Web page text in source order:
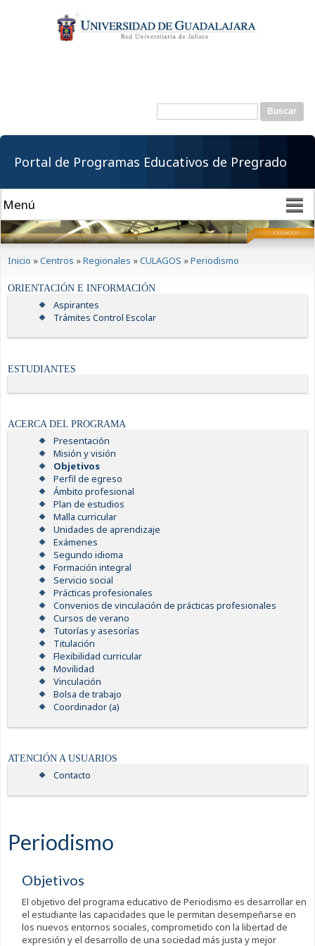
contenido
principal
Formulario de
Buscar
Portal de Programas Educativos de Pregrado
Inicio »Centros »Regionales »CULAGOS »Periodismo
ORIENTACIÓN E INFORMACIÓN
Aspirantes
Trámites Control Escolar
ESTUDIANTES
ACERCA DEL PROGRAMA
Presentación
Misión y visión
Objetivos
Perfil de egreso
Ámbito profesional
Plan de estudios
Malla curricular
Unidades de aprendizaje
Exámenes
Segundo idioma
Formación integral
Servicio social
Prácticas profesionales
Convenios de vinculación de prácticas profesionales
Cursos de verano
Tutorías y asesorías
Titulación
Flexibilidad curricular
Movilidad
Vinculación
Bolsa de trabajo
Coordinador (a)
ATENCIÓN A USUARIOS
Contacto
Periodismo
Objetivos
El objetivo del programa educativo de Periodismo es desarrollar en
el estudiante las capacidades que le permitan desempeñarse en
los nuevos entornos sociales, comprometido con la libertad de
expresión y el desarrollo de una sociedad más justa y mejor